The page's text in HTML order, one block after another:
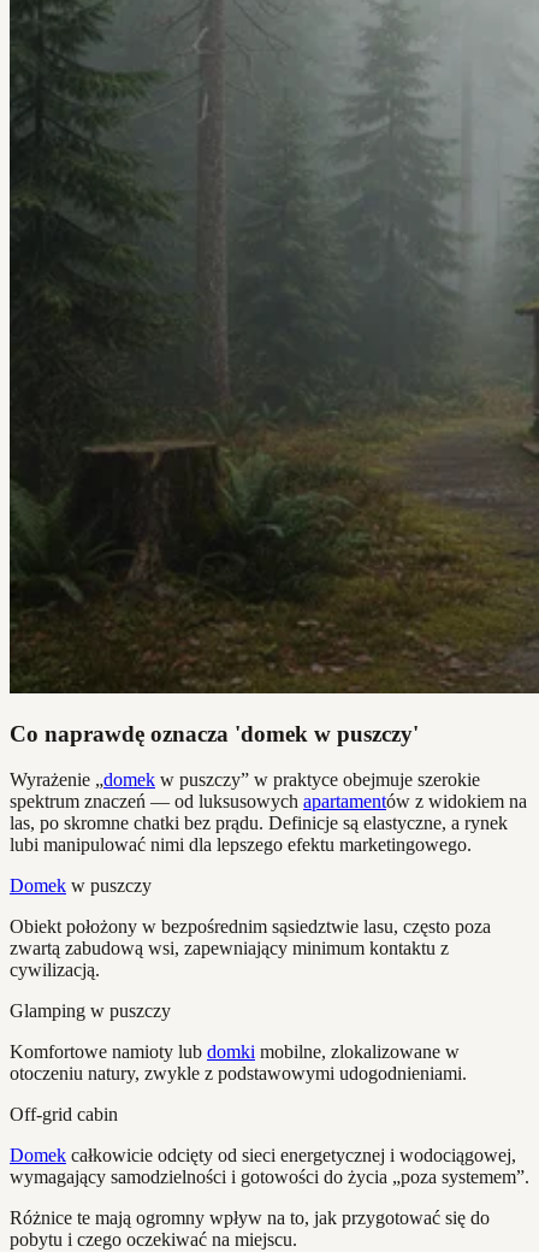
Co naprawdę oznacza 'domek w puszczy'
Wyrażenie „domek w puszczy” w praktyce obejmuje szerokie
spektrum znaczeń — od luksusowych apartamentów z widokiem na
las, po skromne chatki bez prądu. Definicje są elastyczne, a rynek
lubi manipulować nimi dla lepszego efektu marketingowego.
Domek w puszczy
Obiekt położony w bezpośrednim sąsiedztwie lasu, często poza
zwartą zabudową wsi, zapewniający minimum kontaktu z
cywilizacją.
Glamping w puszczy
Komfortowe namioty lub domki mobilne, zlokalizowane w
otoczeniu natury, zwykle z podstawowymi udogodnieniami.
Off-grid cabin
Domek całkowicie odcięty od sieci energetycznej i wodociągowej,
wymagający samodzielności i gotowości do życia „poza systemem”.
Różnice te mają ogromny wpływ na to, jak przygotować się do
pobytu i czego oczekiwać na miejscu.